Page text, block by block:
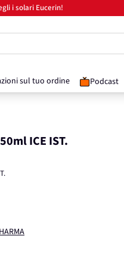
i solari Eucerin!
sul tuo ordine Podcast
ICE IST.